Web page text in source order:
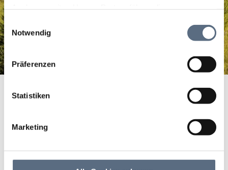
zusammen, die Sie ihnen bereitgestellt haben oder die
sie im Rahmen Ihrer Nutzung der Dienste gesammelt
Einwilligungsauswahl
Notwendig
Präferenzen
Statistiken
Marketing
Kochel a. See
direkt im Bahnhofsgebäude.